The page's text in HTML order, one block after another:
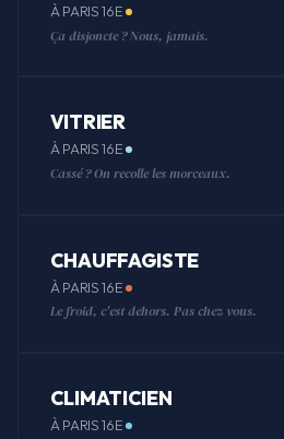
À PARIS 16E
Ça disjoncte ? Nous, jamais.
VITRIER
À PARIS 16E
Cassé ? On recolle les morceaux.
CHAUFFAGISTE
À PARIS 16E
Le froid, c'est dehors. Pas chez vous.
CLIMATICIEN
À PARIS 16E